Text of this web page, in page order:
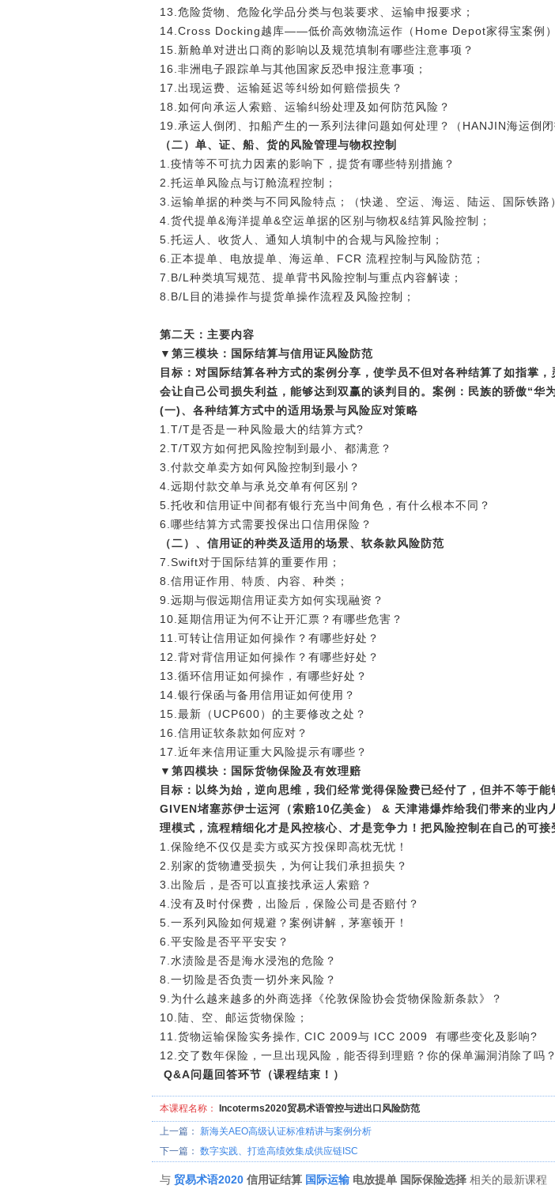
13.危险货物、危险化学品分类与包装要求、运输申报要求；
14.Cross Docking越库——低价高效物流运作（Home Depot家得宝案例）
15.新舱单对进出口商的影响以及规范填制有哪些注意事项？
16.非洲电子跟踪单与其他国家反恐申报注意事项；
17.出现运费、运输延迟等纠纷如何赔偿损失？
18.如何向承运人索赔、运输纠纷处理及如何防范风险？
19.承运人倒闭、扣船产生的一系列法律问题如何处理？（HANJIN海运倒闭
（二）单、证、船、货的风险管理与物权控制
1.疫情等不可抗力因素的影响下，提货有哪些特别措施？
2.托运单风险点与订舱流程控制；
3.运输单据的种类与不同风险特点；（快递、空运、海运、陆运、国际铁路）
4.货代提单&海洋提单&空运单据的区别与物权&结算风险控制；
5.托运人、收货人、通知人填制中的合规与风险控制；
6.正本提单、电放提单、海运单、FCR 流程控制与风险防范；
7.B/L种类填写规范、提单背书风险控制与重点内容解读；
8.B/L目的港操作与提货单操作流程及风险控制；
第二天：主要内容
▼第三模块：国际结算与信用证风险防范
目标：对国际结算各种方式的案例分享，使学员不但对各种结算了如指掌
会让自己公司损失利益，能够达到双赢的谈判目的。案例：民族的骄傲“华
(一)、各种结算方式中的适用场景与风险应对策略
1.T/T是否是一种风险最大的结算方式?
2.T/T双方如何把风险控制到最小、都满意？
3.付款交单卖方如何风险控制到最小？
4.远期付款交单与承兑交单有何区别？
5.托收和信用证中间都有银行充当中间角色，有什么根本不同？
6.哪些结算方式需要投保出口信用保险？
（二）、信用证的种类及适用的场景、软条款风险防范
7.Swift对于国际结算的重要作用；
8.信用证作用、特质、内容、种类；
9.远期与假远期信用证卖方如何实现融资？
10.延期信用证为何不让开汇票？有哪些危害？
11.可转让信用证如何操作？有哪些好处？
12.背对背信用证如何操作？有哪些好处？
13.循环信用证如何操作，有哪些好处？
14.银行保函与备用信用证如何使用？
15.最新（UCP600）的主要修改之处？
16.信用证软条款如何应对？
17.近年来信用证重大风险提示有哪些？
▼第四模块：国际货物保险及有效理赔
目标：以终为始，逆向思维，我们经常觉得保险费已经付了，但并不等于
GIVEN堵塞苏伊士运河（索赔10亿美金） & 天津港爆炸给我们带来的业
理模式，流程精细化才是风控核心、才是竞争力！把风险控制在自己的可接
1.保险绝不仅仅是卖方或买方投保即高枕无忧！
2.别家的货物遭受损失，为何让我们承担损失？
3.出险后，是否可以直接找承运人索赔？
4.没有及时付保费，出险后，保险公司是否赔付？
5.一系列风险如何规避？案例讲解，茅塞顿开！
6.平安险是否平平安安？
7.水渍险是否是海水浸泡的危险？
8.一切险是否负责一切外来风险？
9.为什么越来越多的外商选择《伦敦保险协会货物保险新条款》？
10.陆、空、邮运货物保险；
11.货物运输保险实务操作, CIC 2009与 ICC 2009 有哪些变化及影响?
12.交了数年保险，一旦出现风险，能否得到理赔？你的保
Q&A问题回答环节（课程结束！）
本课程名称： Incoterms2020贸易术语管控与进出口风险防范
上一篇： 新海关AEO高级认证标准精讲与案例分析
下一篇： 数字实践、打造高绩效集成供应链ISC
与 贸易术语2020 信用证结算 国际运输 电放提单 国际保险选择 相关的最新课程